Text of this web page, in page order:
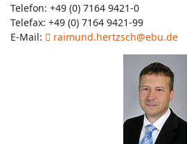
Telefon: +49 (0) 7164 9421-0
Telefax: +49 (0) 7164 9421-99
E-Mail:
raimund.hertzsch@ebu.de